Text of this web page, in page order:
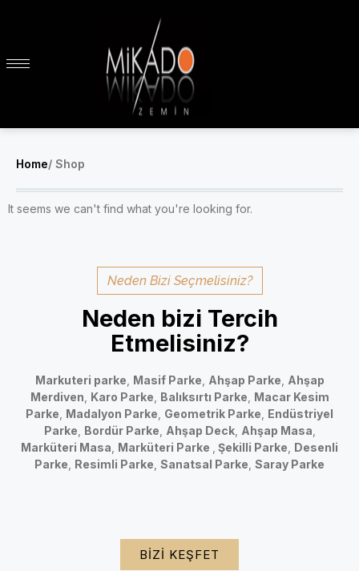
Home/ Shop
It seems we can't find what you're looking for.
Neden Bizi Seçmelisiniz?
Neden bizi Tercih
Etmelisiniz?
Markuteri parke Masif Parke Ahşap Parke Ahşap
Merdiven Karo Parke Balıksırtı Parke Macar Kesim
Parke Madalyon Parke Geometrik Parke Endüstriyel
Parke Bordür Parke Ahşap Deck, Ahşap Masa
Marküteri Masa Marküteri Parke Şekilli Parke Desenli
Parke Resimli Parke Sanatsal Parke Saray Parke
BIZI KEŞFET